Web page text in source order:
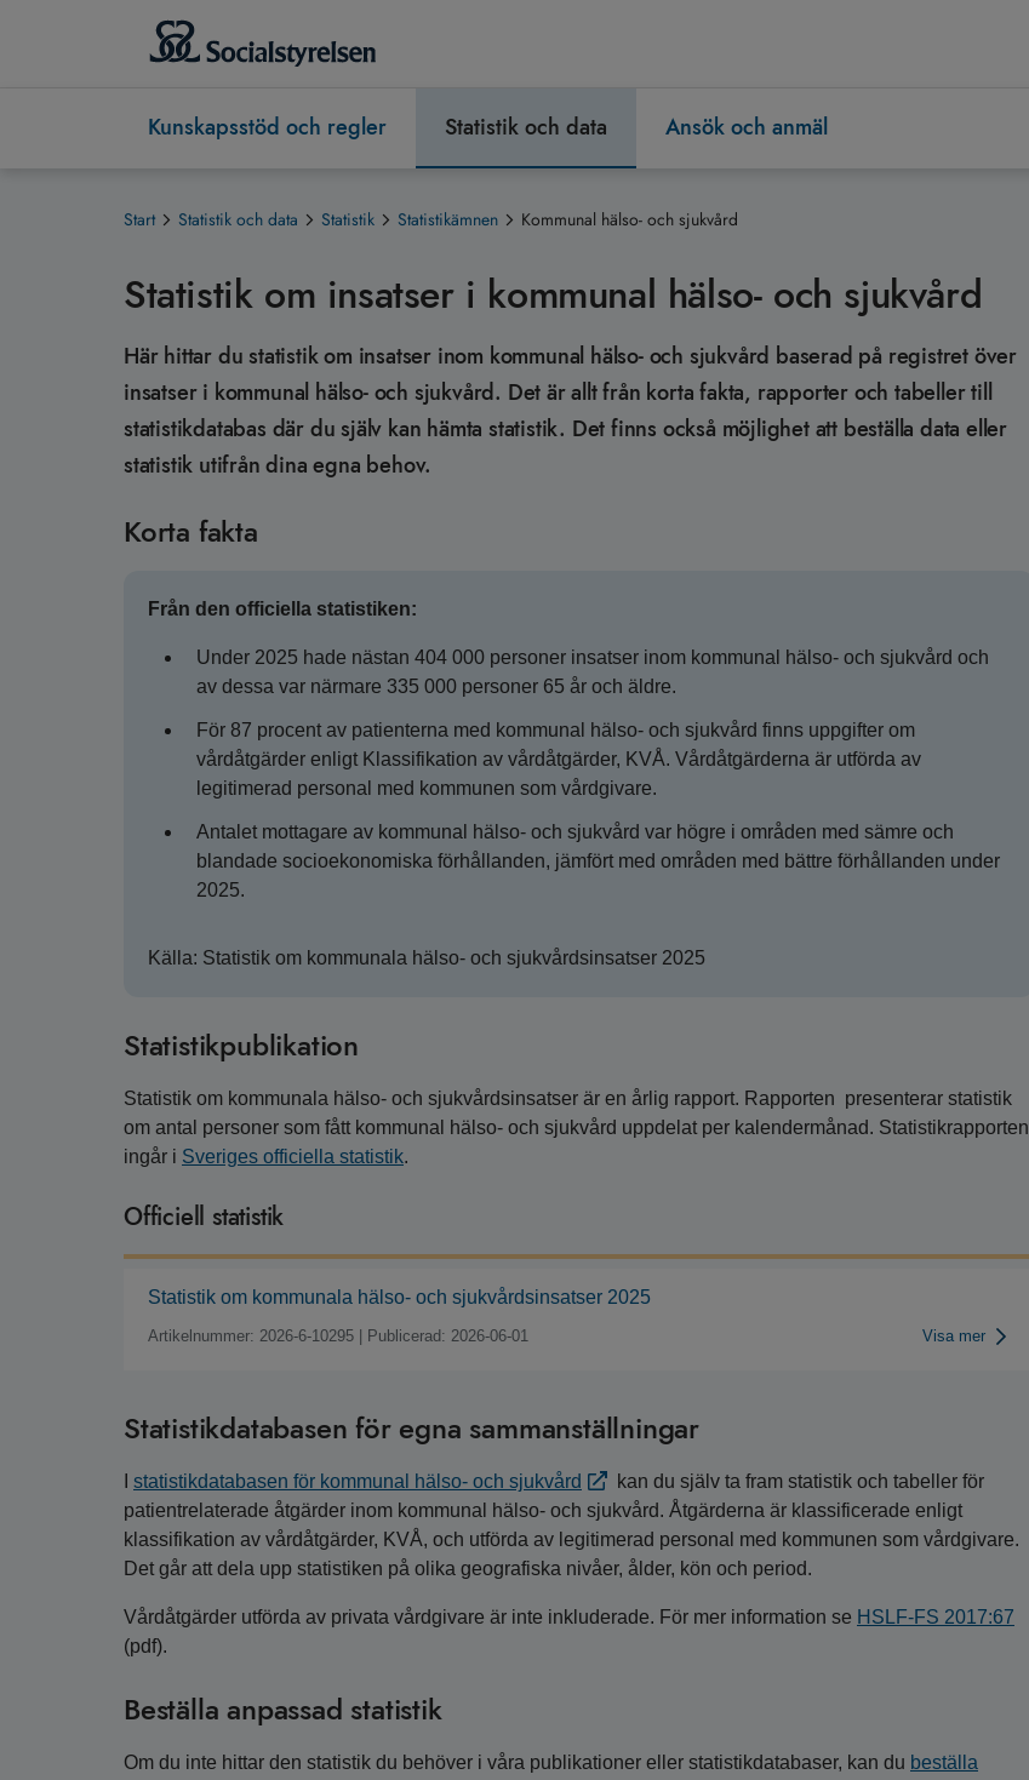
Kunskapsstöd och regler Statistik och data Ansök och anmäl
Start Statistik och data Statistik Statistikämnen Kommunal hälso- och sjukvård
Statistik om insatser i kommunal hälso- och sjukvård
Här hittar du statistik om insatser inom kommunal hälso- och sjukvård baserad på registret över
insatser i kommunal hälso- och sjukvård. Det är allt från korta fakta, rapporter och tabeller till
statistikdatabas där du själv kan hämta statistik. Det finns också möjlighet att beställa data eller
statistik utifrån dina egna behov.
Korta fakta
Från den officiella statistiken:
Under 2025 hade nästan 404 000 personer insatser inom kommunal hälso- och sjukvård och
av dessa var närmare 335 000 personer 65 år och äldre.
För 87 procent av patienterna med kommunal hälso- och sjukvård finns uppgifter om
vårdåtgärder enligt Klassifikation av vårdåtgärder, KVÅ. Vårdåtgärderna är utförda av
legitimerad personal med kommunen som vårdgivare.
Antalet mottagare av kommunal hälso- och sjukvård var högre i områden med sämre och
blandade socioekonomiska förhållanden, jämfört med områden med bättre förhållanden under
2025.
Källa: Statistik om kommunala hälso- och sjukvårdsinsatser 2025
Statistikpublikation
Statistik om kommunala hälso- och sjukvårdsinsatser är en årlig rapport. Rapporten presenterar statistik
om antal personer som fått kommunal hälso- och sjukvård uppdelat per kalendermånad. Statistikrapporten
ingår i Sveriges officiella statistik.
Officiell statistik
Statistik om kommunala hälso- och sjukvårdsinsatser 2025
Artikelnummer: 2026-6-10295 Publicerad: 2026-06-01 Visa mer
Statistikdatabasen för egna sammanställningar
statistikdatabasen för kommunal hälso- och sjukvård
kan du själv ta fram statistik och tabeller för
patientrelaterade åtgärder inom kommunal hälso- och sjukvård. Åtgärderna är klassificerade enligt
klassifikation av vårdåtgärder, KVÅ, och utförda av legitimerad personal med kommunen som vårdgivare.
Det går att dela upp statistiken på olika geografiska nivåer, ålder, kön och period.
Vårdåtgärder utförda av privata vårdgivare är inte inkluderade. För mer information se HSLF-FS 2017:67
(pdf).
Beställa anpassad statistik
Om du inte hittar den statistik du behöver i våra publikationer eller statistikdatabaser, kan du beställa